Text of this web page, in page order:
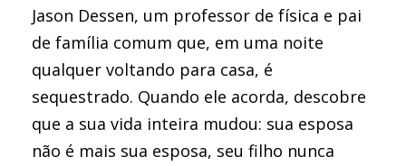
Jason Dessen, um professor de física e pai
de família comum que, em uma noite
qualquer voltando para casa, é
sequestrado. Quando ele acorda, descobre
que a sua vida inteira mudou: sua esposa
não é mais sua esposa, seu filho nunca